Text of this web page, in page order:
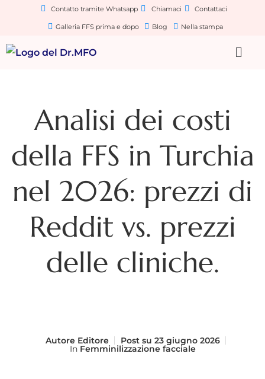
Contatto tramite Whatsapp Chiamaci Contattaci
Galleria FFS prima e dopo Blog Nella stampa
Analisi dei costi
della FFS in Turchia
nel 2026: prezzi di
Reddit vs. prezzi
delle cliniche.
AutoreEditore Post su 23 giugno 2026
In Femminilizzazione facciale